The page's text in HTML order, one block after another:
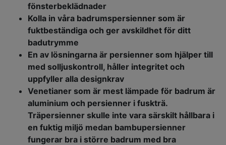
fönsterbeklädnader
Kolla in våra badrumspersienner som är
fuktbeständiga och ger avskildhet för ditt
badutrymme
En av lösningarna är persienner som hjälper till
med solljuskontroll, håller integritet och
uppfyller alla designkrav
Venetianer som är mest lämpade för badrum är
aluminium och persienner i fuskträ.
Träpersienner skulle inte vara särskilt hållbara i
en fuktig miljö medan bambupersienner
fungerar bra i större badrum med bra